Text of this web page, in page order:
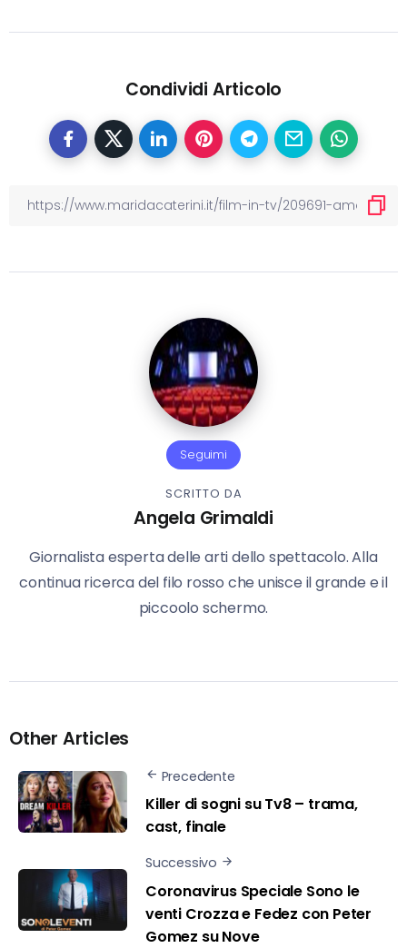
Condividi Articolo
Seguimi
SCRITTO DA
Angela Grimaldi
Giornalista esperta delle arti dello spettacolo. Alla
continua ricerca del filo rosso che unisce il grande e il
piccoolo schermo.
Other Articles
Precedente
Killer di sogni su Tv8 – trama,
cast, finale
Successivo
Coronavirus Speciale Sono le
venti Crozza e Fedez con Peter
Gomez su Nove